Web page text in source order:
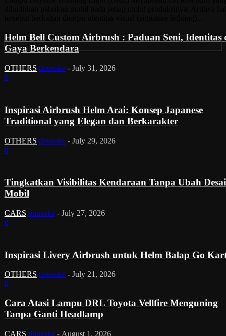
Helm Bell Custom Airbrush : Paduan Seni, Identitas
Gaya Berkendara
OTHERS tinusoke - July 31, 2026
0
Inspirasi Airbrush Helm Arai: Konsep Japanese
Traditional yang Elegan dan Berkarakter
OTHERS tinusoke - July 29, 2026
0
Tingkatkan Visibilitas Kendaraan Tanpa Ubah
Mobil
CARS tinusoke - July 27, 2026
0
Inspirasi Livery Airbrush untuk Helm Balap Go
OTHERS tinusoke - July 21, 2026
0
Cara Atasi Lampu DRL Toyota Vellfire Menguning
Tanpa Ganti Headlamp
CARS tinusoke - August 1, 2026